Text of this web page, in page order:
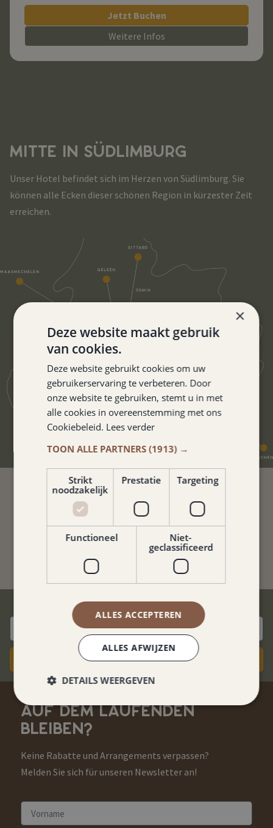
Jetzt Buchen
Weitere Infos
MITTE IN SÜDLIMBURG
Unser Hotel befindet sich im Herzen von Südlimburg. Sie
können alle Ecken dieser schönen Region in kürzester Zeit
erreichen.
WUNDERSCHÖNE STANDORT.
Gerard van der Elsen
BESTPREIS-GARANTIE
Jetzt Buchen
AUF DEM LAUFENDEN
BLEIBEN?
Keine Rabatte und Arrangements verpassen?
Melden Sie sich für unseren Newsletter an!
×
Deze website maakt gebruik
van cookies.
Deze website gebruikt cookies om uw
gebruikerservaring te verbeteren. Door
onze website te gebruiken, stemt u in met
alle cookies in overeenstemming met ons
Cookiebeleid. Lees verder
TOON ALLE PARTNERS (1913) →
Strikt
noodzakelijk
Prestatie Targeting
Functioneel
Niet-
geclassificeerd
ALLES ACCEPTEREN
ALLES AFWIJZEN
DETAILS WEERGEVEN